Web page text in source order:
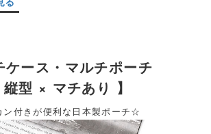
ケース・マルチポーチ
縦型 × マチあり 】
ン付きが便利な日本製ポーチ☆